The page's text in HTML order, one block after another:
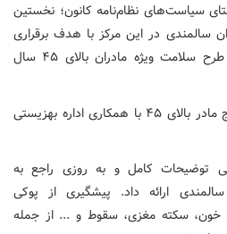
سیاست‌های نظام‌نامه کانون؛ نخستین
سالمندی در این مرکز با هدف برقراری
ارتباط خانواده و کانون، کارگاه طرح سلامت ویژه مادران بالای ۴۵ سال
این کارگاه با حضور بیست و پنج مادر بالای ۴۵ با همکاری اداره بهزیستی
توضیحات کامل و به روزی راجع به
ارائه داد. پیشگیری از پوکی
خون، سکته مغزی، سقوط و ... از جمله